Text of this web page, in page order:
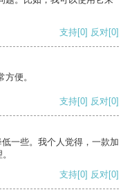
支持[0] 反对[0]
便。
支持[0] 反对[0]
一些。我个人觉得，一款加
支持[0] 反对[0]